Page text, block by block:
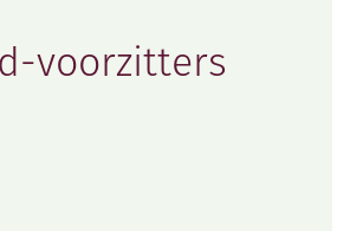
voorzitters